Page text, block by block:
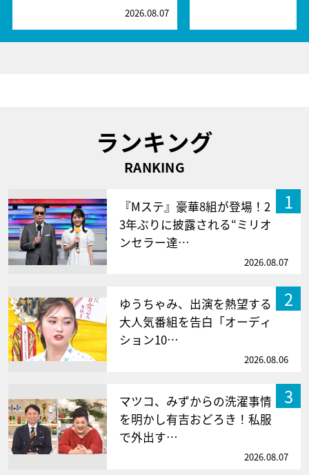
2026.08.07
ランキング
RANKING
1
『Mステ』豪華8組が登場！2
3年ぶりに披露される“ミリオ
ンセラー達…
2026.08.07
2
ゆうちゃみ、出演を熱望する
大人気番組を告白「オーディ
ション10…
2026.08.06
3
マツコ、みずからの洗濯事情
を明かし有吉おどろき！私服
で外出す…
2026.08.07